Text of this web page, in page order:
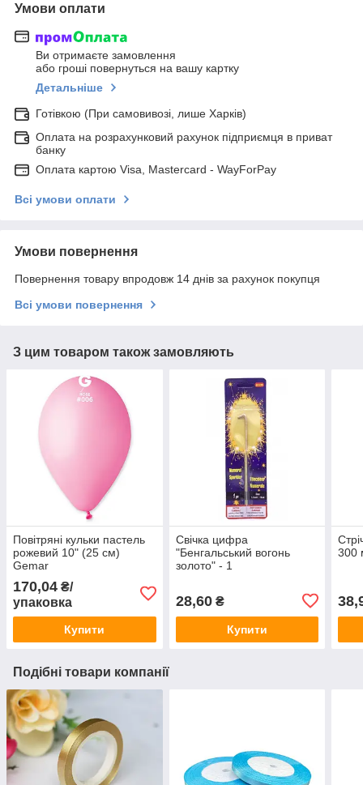
Умови оплати
Ви отримаєте замовлення
або гроші повернуться на вашу картку
Детальніше
Готівкою (При самовивозі, лише Харків)
Оплата на розрахунковий рахунок підприємця в приват
банку
Оплата картою Visa, Mastercard - WayForPay
Всі умови оплати
Умови повернення
Повернення товару впродовж 14 днів за рахунок покупця
Всі умови повернення
З цим товаром також замовляють
Повітряні кульки пастель
рожевий 10" (25 см)
Gemar
170,04 ₴/
упаковка
Купити
Свічка цифра
"Бенгальський вогонь
золото" - 1
28,60₴
Купити
300
Подібні товари компанії